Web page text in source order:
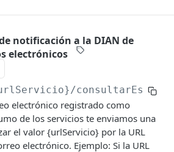
de resolución DIAN
POST
Electrónico POST
notificación a la DIAN de
electrónicos
/
electrónico registrado como
de los servicios te enviamos una
el valor {urlServicio} por la URL
electrónico. Ejemplo: Si la URL